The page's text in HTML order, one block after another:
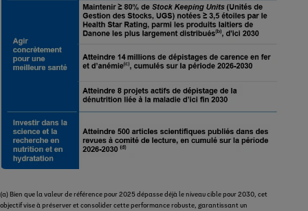
(a) Bien que la valeur de référence pour 2025 dépasse déjà le niveau cible pour 2030, cet
objectif vise à préserver et consolider cette performance robuste, garantissant un